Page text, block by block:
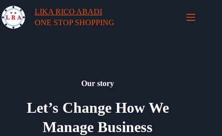
LIKA RICO ABADI
ONE STOP SHOPPING
Our story
Let’s Change How We
Manage Business